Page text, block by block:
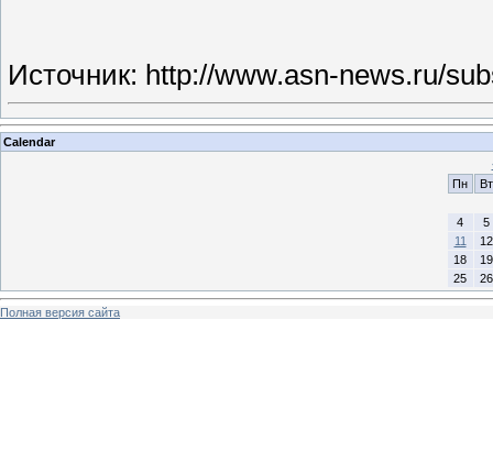
Источник: http://www.asn-news.ru/
Calendar
Пн
Вт
4
5
11
12
18
19
25
26
Полная версия сайта